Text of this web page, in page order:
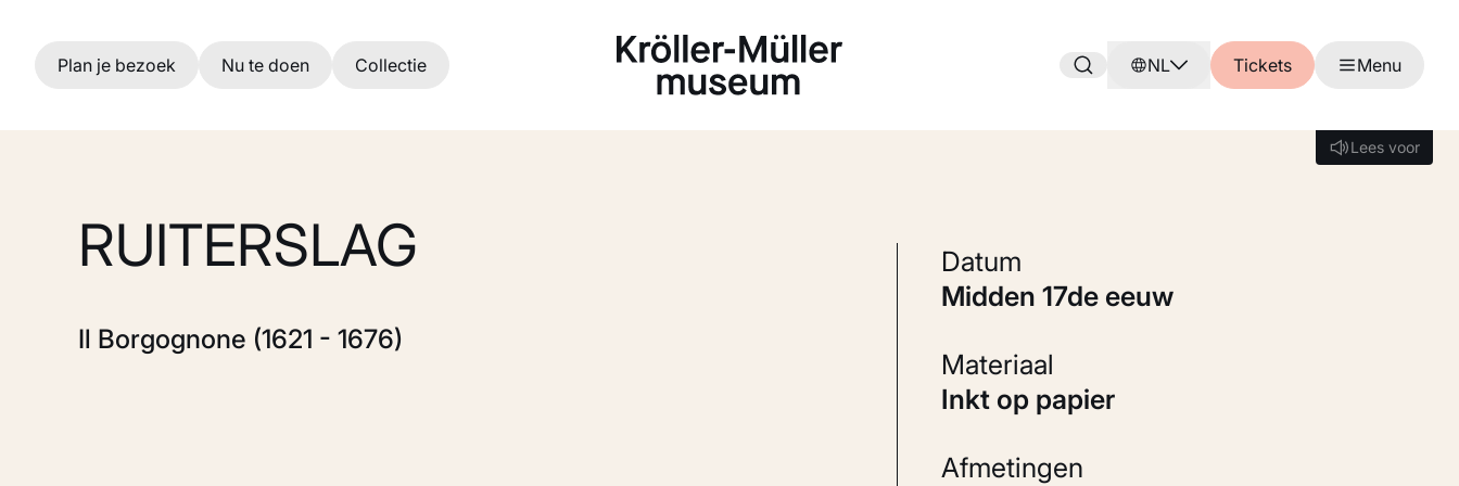
Ga naar hoofdinhoud
Plan je bezoek Nu te doen Collectie NL Tickets Menu
Lees voor
Lees voor
RUITERSLAG
Il Borgognone (1621 - 1676)
Datum
midden 17de eeuw
Materiaal
Inkt op papier
Afmetingen